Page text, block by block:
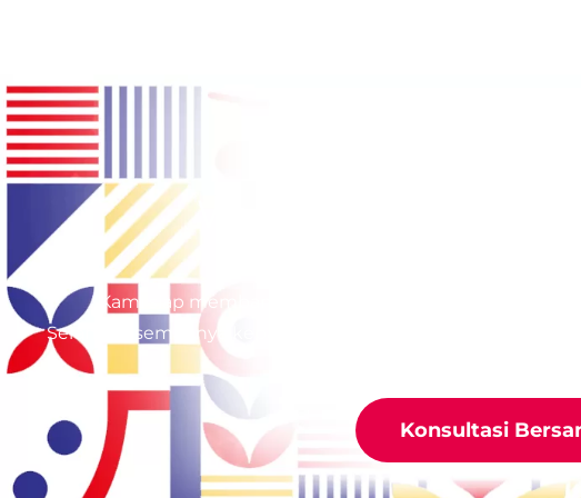
Kami siap membantu keperluan Anda dalam bidang
Serahkan semuanya kepada kami, bersama Happy Play
Konsultasi